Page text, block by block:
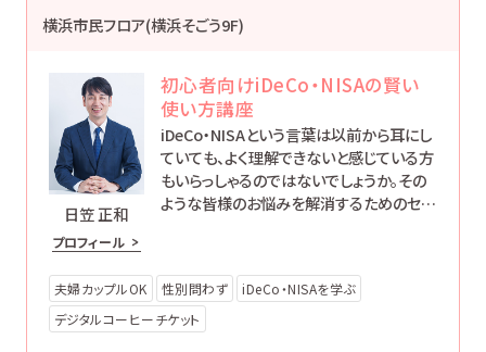
横浜市民フロア(横浜そごう9F)
日笠 正和
プロフィール
初心者向けiDeCo・NISAの賢い
使い方講座
iDeCo・NISAという言葉は以前から耳にし
ていても、よく理解できないと感じている方
もいらっしゃるのではないでしょうか。その
ような皆様のお悩みを解消するためのセミ
夫婦カップルOK 性別問わず
iDeCo・NISAを学ぶ
デジタルコーヒーチケット